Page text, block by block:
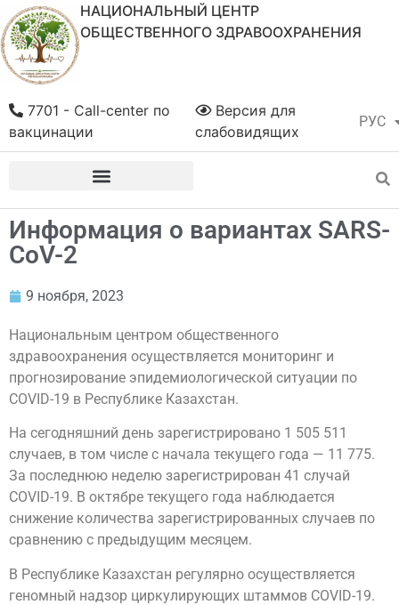
НАЦИОНАЛЬНЫЙ ЦЕНТР
ОБЩЕСТВЕННОГО ЗДРАВООХРАНЕНИЯ
РУС
ҚАЗ
Версия для
слабовидящих
7701 - Call-center по
вакцинации
Информация о вариантах SARS-
CoV-2
9 ноября, 2023
Национальным центром общественного
здравоохранения осуществляется мониторинг и
прогнозирование эпидемиологической ситуации по
COVID-19 в Республике Казахстан.
На сегодняшний день зарегистрировано 1 505 511
случаев, в том числе с начала текущего года — 11 775.
За последнюю неделю зарегистрирован 41 случай
COVID-19. В октябре текущего года наблюдается
снижение количества зарегистрированных случаев по
сравнению с предыдущим месяцем.
В Республике Казахстан регулярно осуществляется
геномный надзор циркулирующих штаммов COVID-19.